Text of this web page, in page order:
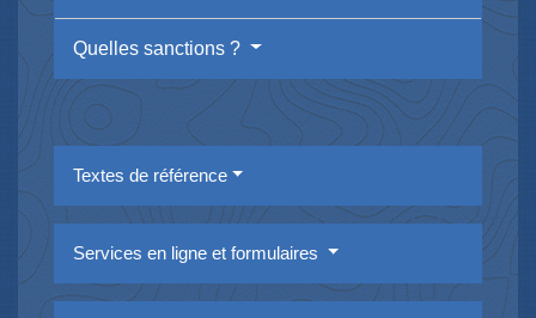
Quelles sanctions ?
Textes de référence
Services en ligne et formulaires